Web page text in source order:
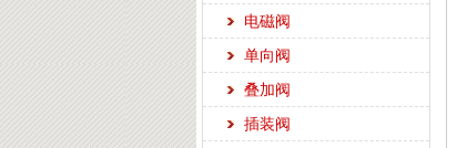
电磁阀
单向阀
叠加阀
插装阀